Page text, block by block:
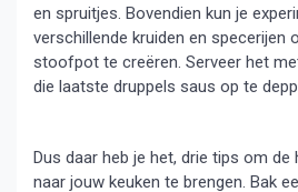
en spruitjes. Bovendien kun je
verschillende kruiden en specerijen
stoofpot te creëren. Serveer het
die laatste druppels saus op te
Dus daar heb je het, drie tips om
naar jouw keuken te brengen. Bak